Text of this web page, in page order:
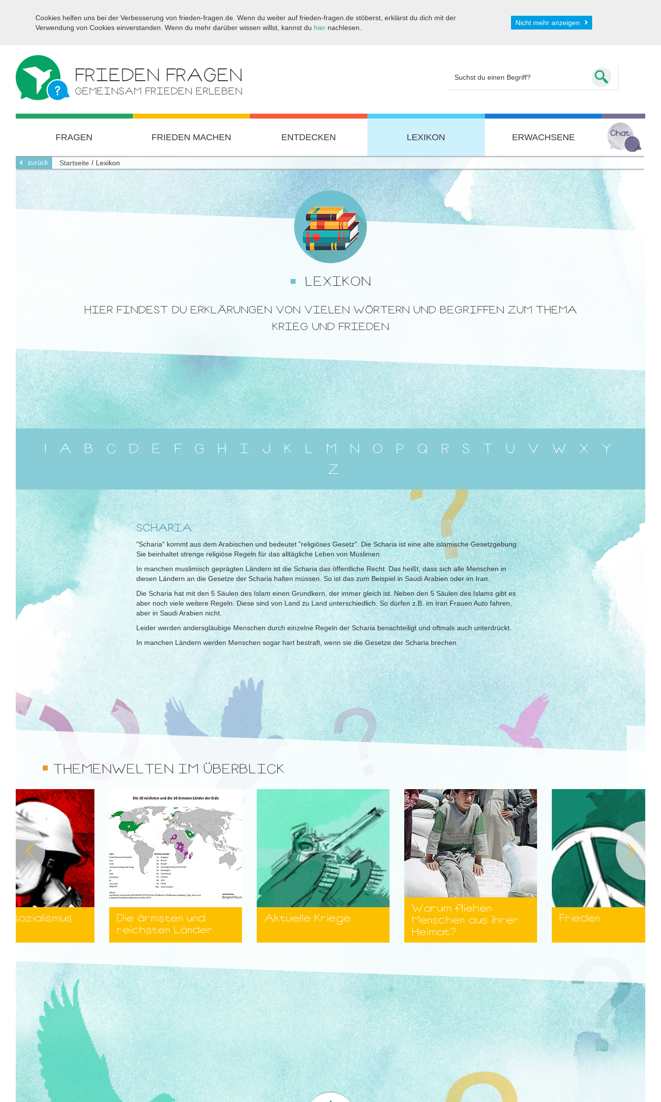
Cookies helfen uns bei der Verbesserung von frieden-fragen.de. Wenn du weiter auf frieden-fragen.de stöberst, erklärst du dich mit der
Verwendung von Cookies einverstanden. Wenn du mehr darüber wissen willst, kannst du hier nachlesen.
Nicht mehr anzeigen
FRIEDEN FRAGEN
GEMEINSAM FRIEDEN ERLEBEN
FRAGEN FRIEDEN MACHEN ENTDECKEN LEXIKON ERWACHSENE
zurück Startseite Lexikon
LEXIKON
HIER FINDEST DU ERKLÄRUNGEN VON VIELEN WÖRTERN UND BEGRIFFEN ZUM THEMA
KRIEG UND FRIEDEN
1 A B C D E F G H I J K L M N O P Q R S T U V W X
Y
Z
SCHARIA
"Scharia" kommt aus dem Arabischen und bedeutet "religiöses Gesetz". Die Scharia ist eine alte islamische Gesetzgebung.
Sie beinhaltet strenge religiöse Regeln für das alltägliche Leben von Muslimen.
In manchen muslimisch geprägten Ländern ist die Scharia das öffentliche Recht. Das heißt, dass sich alle Menschen in
diesen Ländern an die Gesetze der Scharia halten müssen. So ist das zum Beispiel in Saudi Arabien oder im Iran.
Die Scharia hat mit den 5 Säulen des Islam einen Grundkern, der immer gleich ist. Neben den 5 Säulen des Islams gibt es
aber noch viele weitere Regeln. Diese sind von Land zu Land unterschiedlich. So dürfen z.B. im Iran Frauen Auto fahren,
aber in Saudi Arabien nicht.
Leider werden andersgläubige Menschen durch einzelne Regeln der Scharia benachteiligt und oftmals auch unterdrückt.
In manchen Ländern werden Menschen sogar hart bestraft, wenn sie die Gesetze der Scharia brechen.
THEMENWELTEN IM ÜBERBLICK
Die ärmsten und
reichsten Länder
Aktuelle Kriege
Warum fliehen
Menschen aus ihrer
Heimat?
Frieden